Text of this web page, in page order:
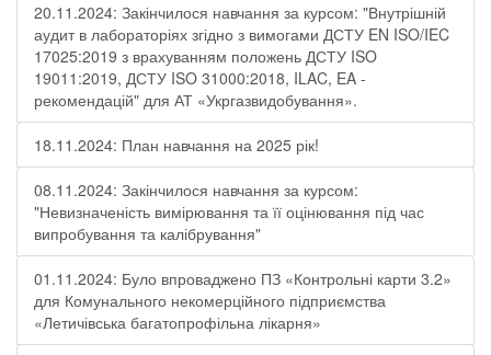
20.11.2024: Закінчилося навчання за курсом: "Внутрішній
аудит в лабораторіях згідно з вимогами ДСТУ EN ISO/IEC
17025:2019 з врахуванням положень ДСТУ ISO
19011:2019, ДСТУ ISO 31000:2018, ILAC, EA -
рекомендацій" для АТ «Укргазвидобування».
18.11.2024: План навчання на 2025 рік!
08.11.2024: Закінчилося навчання за курсом:
"Невизначеність вимірювання та її оцінювання під час
випробування та калібрування"
01.11.2024: Було впроваджено ПЗ «Контрольні карти 3.2»
для Комунального некомерційного підприємства
«Летичівська багатопрофільна лікарня»